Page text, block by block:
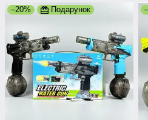
–20% Подарунок